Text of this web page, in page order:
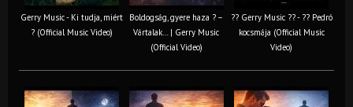
Gerry Music - Ki tudja, miért
? (Official Music Video)
Boldogság, gyere haza ? –
Vártalak… | Gerry Music
(Official Video)
?? Gerry Music ?? - ?? Pedró
kocsmája (Official Music
Video)